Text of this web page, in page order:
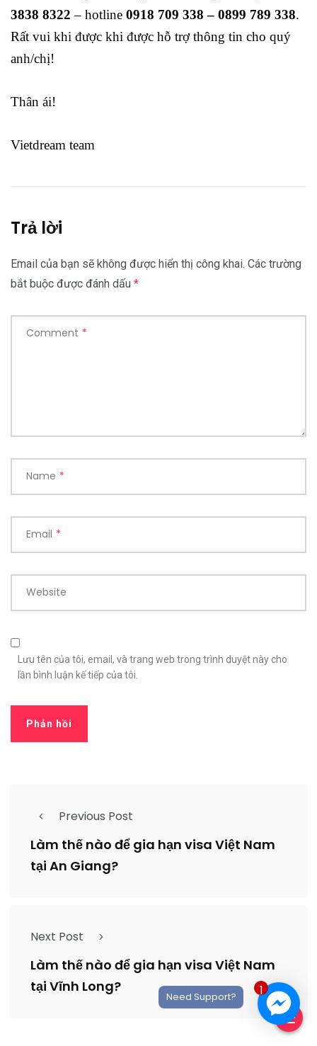
3838 8322 – hotline 0918 709 338 – 0899 789 338.
Rất vui khi được khi được hỗ trợ thông tin cho quý
anh/chị!
Thân ái!
Vietdream team
Trả lời
Email của bạn sẽ không được hiển thị công khai. Các trường
bắt buộc được đánh dấu *
Comment *
Name *
Email *
Website
Lưu tên của tôi, email, và trang web trong trình duyệt này cho
lần bình luận kế tiếp của tôi.
Previous Post
Làm thế nào để gia hạn visa Việt Nam
tại An Giang?
Next Post
Làm thế nào để gia hạn visa Việt Nam
tại Vĩnh Long?
1
Need Support?